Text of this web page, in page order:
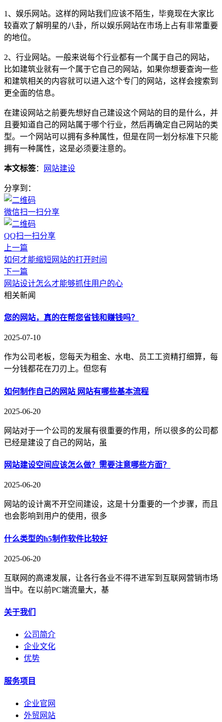
1、娱乐网站。这样的网站我们应该不陌生，毕竟现在大家比
较喜欢了解明星的八卦，所以娱乐网站在市场上占有非常重要
的地位。
2、行业网站。一般来说每个行业都有一个属于自己的网站，
比如建筑业就有一个属于它自己的网站，如果你想要查询一些
和建筑相关的内容就可以进入这个专门的网站，这样会搜索到
更全面的信息。
在建设网站之前要先想好自己建设这个网站的目的是什么，并
且要知道自己的网站属于哪个行业，然后再确定自己网站的类
型。一个网站可以拥有多种属性，但是在同一划分标准下只能
拥有一种属性，这是必须要注意的。
本文标签： 网站建设
分享到：
微信扫一扫分享
QQ扫一扫分享
上一篇
如何才能缩短网站的打开时间
下一篇
网站设计怎么才能够抓住用户的心
相关新闻
您的网站，真的在帮您省钱和赚钱吗？
2025-07-10
作为公司老板，您每天为租金、水电、员工工资精打细算，每
一分钱都花在刀刃上。但您有
如何制作自己的网站 网站有哪些基本流程
2025-06-20
网站对于一个公司的发展有很重要的作用，所以很多的公司都
已经是建设了自己的网站，虽
网站建设空间应该怎么做？需要注意哪些方面？
2025-06-20
网站的设计离不开空间建设，这是十分重要的一个步骤，而且
也会影响到用户的使用，很多
什么类型的h5制作软件比较好
2025-06-20
互联网的高速发展，让各行各业不得不进军到互联网营销市场
当中。在以前PC端流量大，基
关于我们
公司简介
企业文化
优势
服务项目
企业官网
外贸网站